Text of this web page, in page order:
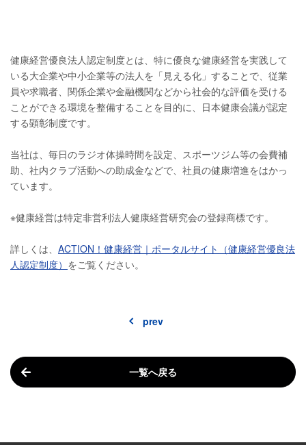
健康経営優良法人認定制度とは、特に優良な健康経営を実践して
いる大企業や中小企業等の法人を「見える化」することで、従業
員や求職者、関係企業や金融機関などから社会的な評価を受ける
ことができる環境を整備することを目的に、日本健康会議が認定
する顕彰制度です。
当社は、毎日のラジオ体操時間を設定、スポーツジム等の会費補
助、社内クラブ活動への助成金などで、社員の健康増進をはかっ
ています。
※健康経営は特定非営利法人健康経営研究会の登録商標です。
詳しくは、 ACTION！健康経営｜ポータルサイト（健康経営優良法
人認定制度） をご覧ください。
prev
一覧へ戻る